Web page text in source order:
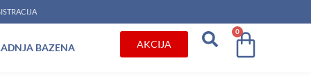
BAZENA AKCIJA
0
Cart